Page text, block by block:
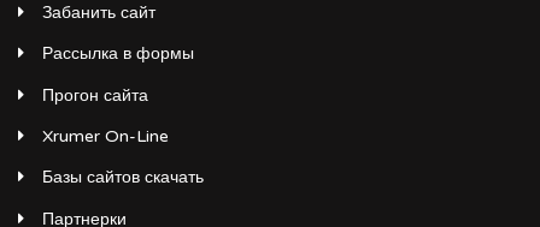
Забанить сайт
Рассылка в формы
Прогон сайта
Xrumer On-Line
Базы сайтов скачать
Партнерки